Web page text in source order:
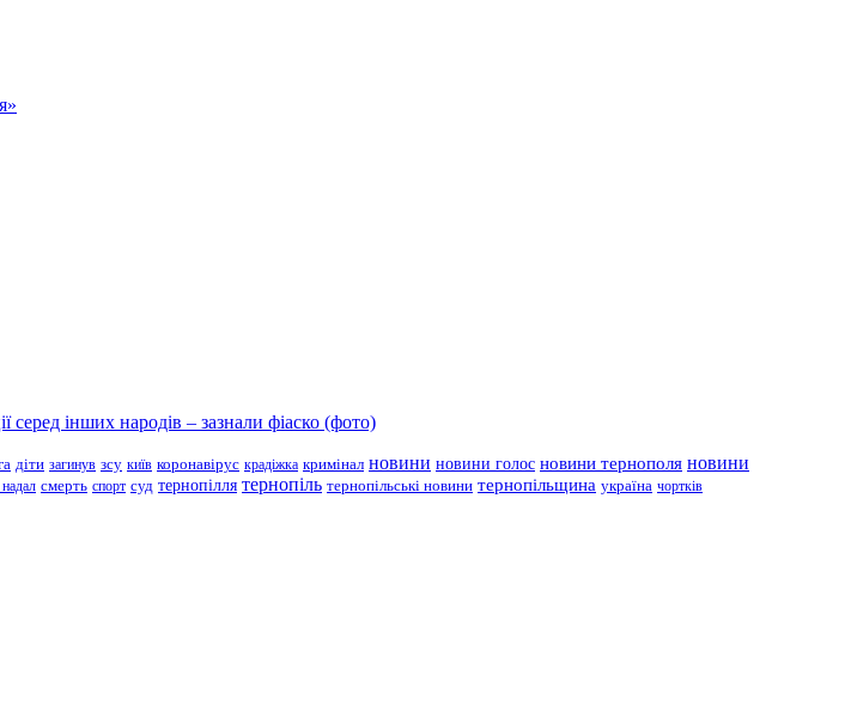
серед інших народів – зазнали фіаско (фото)
діти загинув зсу київ коронавірус крадіжка кримінал новини новини голос новини тернополя новини
надал смерть спорт суд тернопілля тернопіль тернопільські новини тернопільщина україна чортків